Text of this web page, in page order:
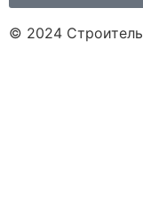
© 2024